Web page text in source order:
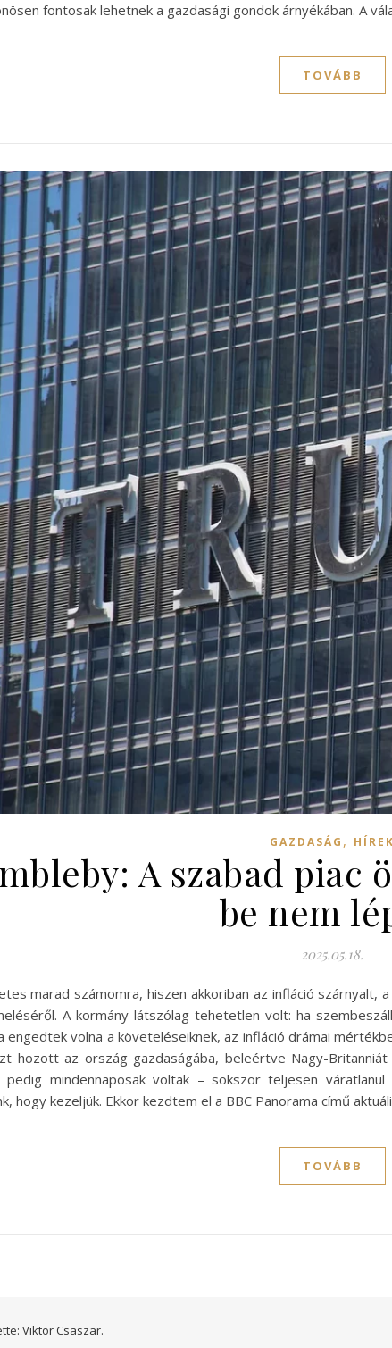
fontosak lehetnek a gazdasági gondok árnyékában. A
TOVÁBB
GAZDASÁG , HÍREK
A szabad piac
be nem
2025.05.18.
marad számomra, hiszen akkoriban az infláció szárnyalt,
A kormány látszólag tehetetlen volt: ha
engedtek volna a követeléseiknek, az infláció drámai
hozott az ország gazdaságába, beleértve Nagy-
pedig mindennaposak voltak – sokszor teljesen
hogy kezeljük. Ekkor kezdtem el a BBC Panorama című
TOVÁBB
Viktor Csaszar.